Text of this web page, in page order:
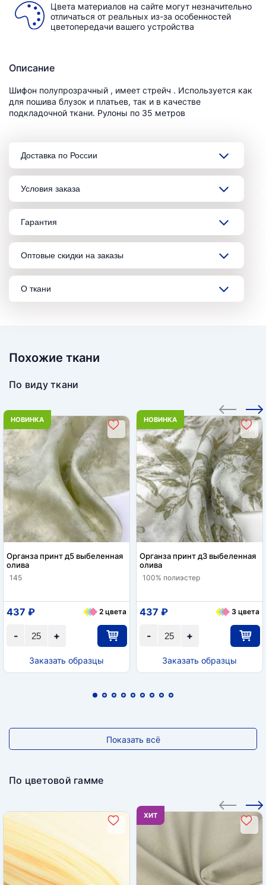
Цвета материалов на сайте могут незначительно
отличаться от реальных из-за особенностей
цветопередачи вашего устройства
Описание
Шифон полупрозрачный , имеет стрейч . Используется как
для пошива блузок и платьев, так и в качестве
подкладочной ткани. Рулоны по 35 метров
Доставка по России
Условия заказа
Гарантия
Оптовые скидки на заказы
О ткани
Похожие ткани
По виду ткани
НОВИНКА
Органза принт д5 выбеленная
олива
145
+
-
437 ₽ 2 цвета
Заказать образцы
НОВИНКА
Органза принт д3 выбеленная
олива
100% полиэстер
+
-
437 ₽ 3 цвета
Заказать образцы
Показать всё
По цветовой гамме
ХИТ